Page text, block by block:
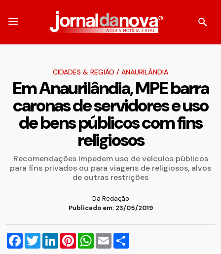
CIDADES & REGIÃO / ANAURILÂNDIA
Em Anaurilândia, MPE barra
caronas de servidores e uso
de bens públicos com fins
religiosos
Recomendações impedem uso de veículos públicos
para fins privados ou para viagens de religiosos, alvos
de outras restrições
Da Redação
Publicado em: 23/05/2019
Facebook
TwitterLinkedInPinterestWhatsApp
Email